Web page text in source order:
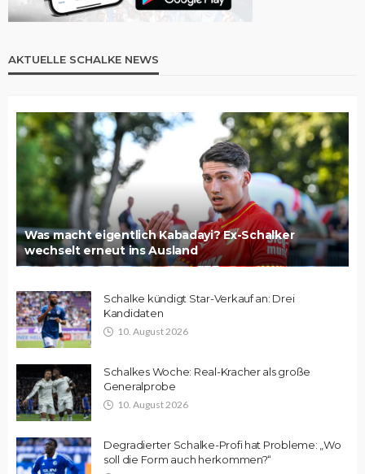
AKTUELLE SCHALKE NEWS
Was macht eigentlich Kabadayi? Ex-Schalker
wechselt erneut ins Ausland
Schalke kündigt Star-Verkauf an: Drei
Kandidaten
10. August 2026
Schalkes Woche: Real-Kracher als große
Generalprobe
10. August 2026
Degradierter Schalke-Profi hat Probleme: „Wo
soll die Form auch herkommen?“